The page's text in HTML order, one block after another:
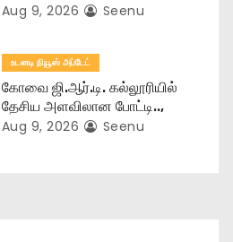
Aug 9, 2026 Seenu
உடனடி நியூஸ் அப்டேட்
கோவை ஜி.ஆர்.டி. கல்லூரியில்
தேசிய அளவிலான போட்டி..,
Aug 9, 2026 Seenu